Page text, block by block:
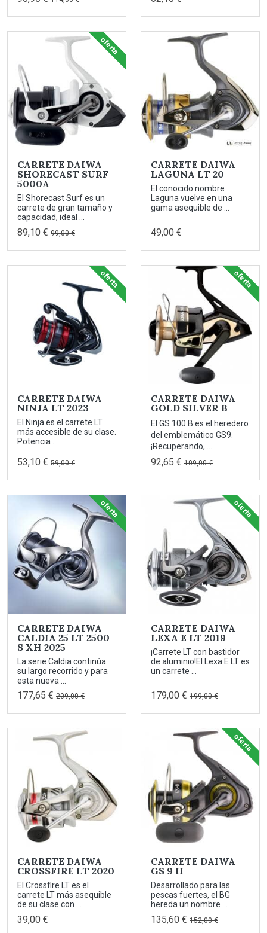
CARRETE DAIWA
SHORECAST SURF
5000A
El Shorecast Surf es un
carrete de gran tamaño y
capacidad, ideal ...
89,10 € 99,00 €
oferta
CARRETE DAIWA
LAGUNA LT 20
El conocido nombre
Laguna vuelve en una
gama asequible de ...
49,00 €
CARRETE DAIWA
NINJA LT 2023
El Ninja es el carrete LT
más accesible de su clase.
Potencia ...
53,10 € 59,00 €
oferta
CARRETE DAIWA
GOLD SILVER B
El GS 100 B es el heredero
del emblemático GS9.
¡Recuperando, ...
92,65 € 109,00 €
oferta
CARRETE DAIWA
CALDIA 25 LT 2500
S XH 2025
La serie Caldia continúa
su largo recorrido y para
esta nueva ...
177,65 € 209,00 €
oferta
CARRETE DAIWA
LEXA E LT 2019
¡Carrete LT con bastidor
de aluminio!El Lexa E LT es
un carrete ...
179,00 € 199,00 €
oferta
CARRETE DAIWA
CROSSFIRE LT 2020
El Crossfire LT es el
carrete LT más asequible
de su clase con ...
39,00 €
CARRETE DAIWA
GS 9 II
Desarrollado para las
pescas fuertes, el BG
hereda un nombre ...
135,60 € 152,00 €
oferta